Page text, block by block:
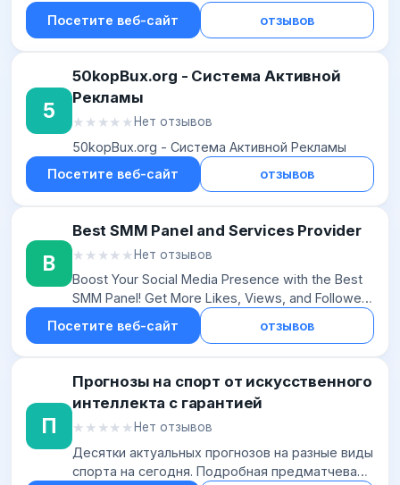
способов продвижения проекта. Инструменты
для оптимизаторов и вебмастеров.
Посетите веб-сайт отзывов
5
50kopBux.org - Система Активной
Рекламы
★★★★★
★★★★★ Нет отзывов
50kopBux.org - Система Активной Рекламы
Посетите веб-сайт
отзывов
B
Best SMM Panel and Services Provider
★★★★★
★★★★★ Нет отзывов
Boost Your Social Media Presence with the Best
SMM Panel! Get More Likes, Views, and Followers
on Instagram, TikTok, Facebook, and More. Sign
Up Now and Dominate the Soci...
Посетите веб-сайт отзывов
П
Прогнозы на спорт от искусственного
интеллекта с гарантией
★★★★★
★★★★★ Нет отзывов
Десятки актуальных прогнозов на разные виды
спорта на сегодня. Подробная предматчевая